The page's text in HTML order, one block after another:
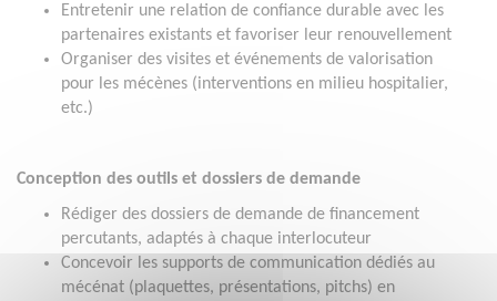
Entretenir une relation de confiance durable avec les
partenaires existants et favoriser leur renouvellement
Organiser des visites et événements de valorisation
pour les mécènes (interventions en milieu hospitalier,
etc.)
Conception des outils et dossiers de demande
Rédiger des dossiers de demande de financement
percutants, adaptés à chaque interlocuteur
Concevoir les supports de communication dédiés au
mécénat (plaquettes, présentations, pitchs) en